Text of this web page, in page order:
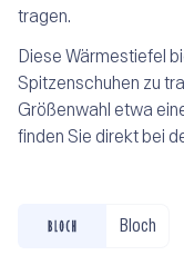
tragen.
Diese Wärmestiefel
Spitzenschuhen zu
Größenwahl etwa
finden Sie direkt bei
Bloch